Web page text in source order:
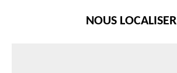
NOUS LOCALISER